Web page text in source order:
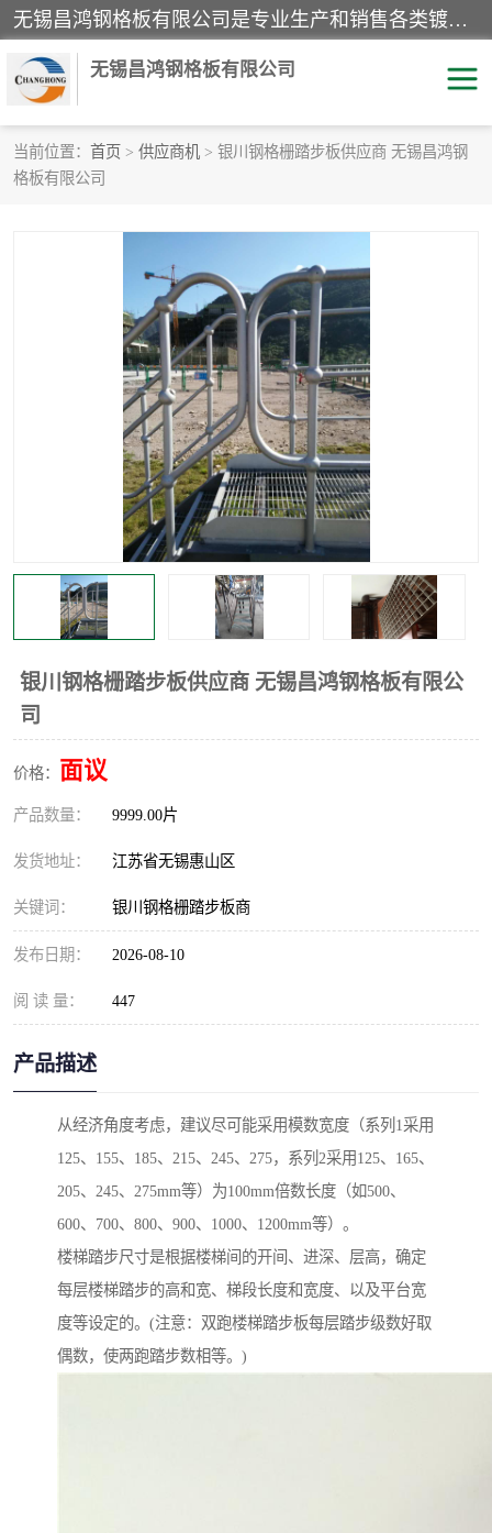
无锡昌鸿钢格板有限公司是专业生产和销售各类镀锌钢格板、镀锌钢格栅、不锈钢钢格及其相关产品的现代化企业。公司产品广泛运用于石油、化工、港口、电力、运输、造纸、医药、钢铁、食品、市政、房地产、制造业等各个领域。
无锡昌鸿钢格板有限公司
当前位置： 首页 > 供应商机 > 银川钢格栅踏步板供应商 无锡昌鸿钢
格板有限公司
银川钢格栅踏步板供应商 无锡昌鸿钢格板有限公
司
价格： 面议
产品数量： 9999.00片
发货地址： 江苏省无锡惠山区
关键词： 银川钢格栅踏步板商
发布日期： 2026-08-10
阅 读 量： 447
产品描述
从经济角度考虑，建议尽可能采用模数宽度（系列1采用
125、155、185、215、245、275，系列2采用125、165、
205、245、275mm等）为100mm倍数长度（如500、
600、700、800、900、1000、1200mm等）。
楼梯踏步尺寸是根据楼梯间的开间、进深、层高，确定
每层楼梯踏步的高和宽、梯段长度和宽度、以及平台宽
度等设定的。(注意：双跑楼梯踏步板每层踏步级数好取
偶数，使两跑踏步数相等。)
镀锌钢格板
钢格栅
钢格板
热镀锌钢格板 复合钢格板
钢格栅踏步板 插接钢格板